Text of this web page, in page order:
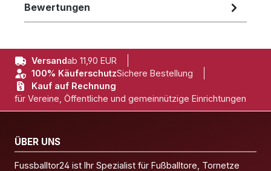
Bewertungen
Versandab 11,90 EUR
100% KäuferschutzSichere Bestellung
Kauf auf Rechnung
für Vereine, Öffentliche und gemeinnützige Einrichtungen
ÜBER UNS
Fussballtor24 ist Ihr Spezialist für Fußballtore, Tornetze